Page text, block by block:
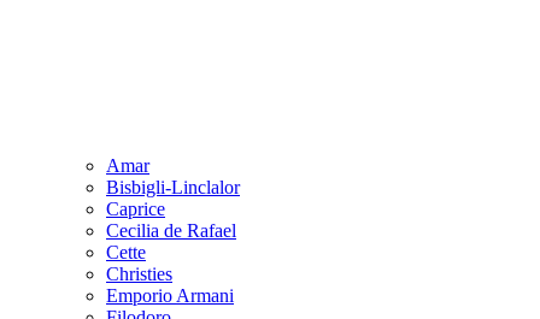
Amar
Bisbigli-Linclalor
Caprice
Cecilia de Rafael
Cette
Christies
Emporio Armani